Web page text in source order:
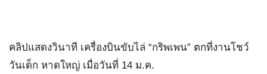
คลิปแสดงวินาที เครื่องบินขับไล่ “กริพเพน” ตกที่งานโชว์
วันเด็ก หาดใหญ่ เมื่อวันที่ 14 ม.ค.